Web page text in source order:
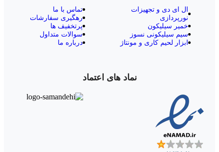
ال‌ ای‌ دی و تجهیزات
نورپردازی
خمیر سیلیکون
سیم سیلیکونی نسوز
ابزار لحیم کاری و مونتاژ
تماس با ما
رهگیری سفارشات
پرتخفیف ها
سوالات متداول
درباره ما
نماد های اعتماد